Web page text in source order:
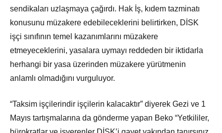
sendikaları uzlaşmaya çağırdı. Hak İş, kıdem tazminatı
konusunu müzakere edebileceklerini belirtirken, DİSK
işçi sınıfının temel kazanımlarını müzakere
etmeyeceklerini, yasalara uymayı reddeden bir iktidarla
herhangi bir yasa üzerinden müzakere yürütmenin
anlamlı olmadığını vurguluyor.
“Taksim işçilerindir işçilerin kalacaktır” diyerek Gezi ve 1
Mayıs tartışmalarına da gönderme yapan Beko “Yetkililer,